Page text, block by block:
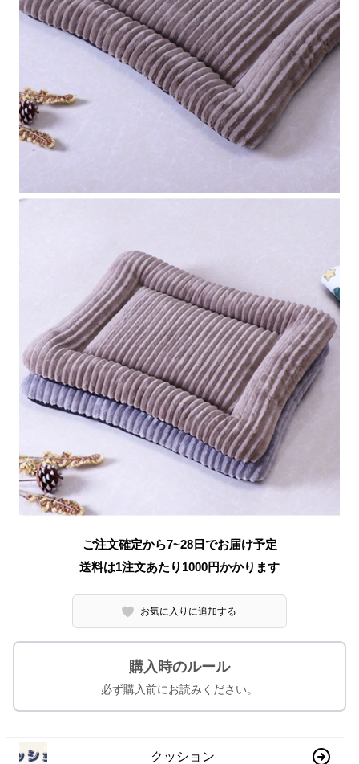
ご注文確定から7~28日でお届け予定
送料は1注文あたり 1000円かかります
お気に入りに追加する
購入時のルール
必ず購入前にお読みください。
クッション